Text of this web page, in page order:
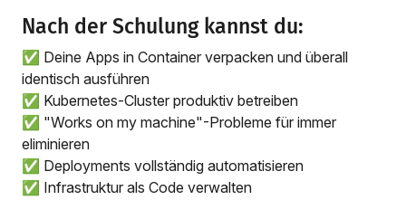
Nach der Schulung kannst du:
✅ Deine Apps in Container verpacken und überall
identisch ausführen
✅ Kubernetes-Cluster produktiv betreiben
✅ "Works on my machine"-Probleme für immer
eliminieren
✅ Deployments vollständig automatisieren
✅ Infrastruktur als Code verwalten